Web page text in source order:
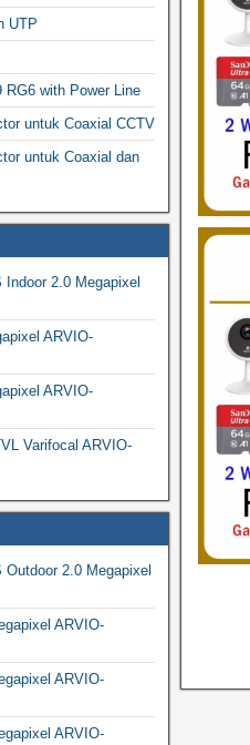
UTP
RG6 with Power Line
untuk Coaxial CCTV
untuk Coaxial dan
2.0 Megapixel
ARVIO-
ARVIO-
Varifocal ARVIO-
2.0 Megapixel
ARVIO-
ARVIO-
ARVIO-